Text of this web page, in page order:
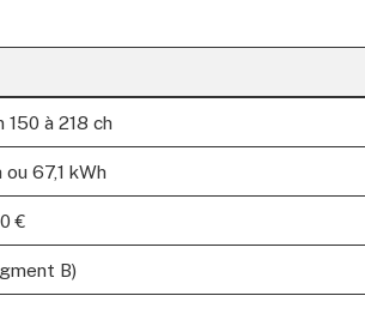
150 à 218 ch
67,1 kWh
€
B)